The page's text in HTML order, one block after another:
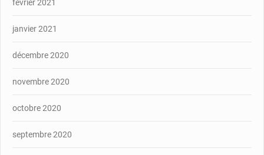
février 2021
janvier 2021
décembre 2020
novembre 2020
octobre 2020
septembre 2020